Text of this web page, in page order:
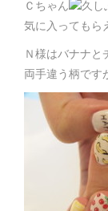
Ｃちゃん
久し
気に入ってもら
Ｎ様はバナナと
両手違う柄です